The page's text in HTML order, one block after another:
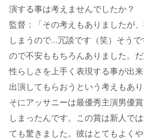
演する事は考えませんでしたか？
監督：「その考えもありましたが
しまうので…冗談です（笑）そう
ので不安ももちろんありました。
性らしさを上手く表現する事が出
出演してもらおうという考えもあ
そにアッサニーは最優秀主演男優
しまったんです。この賞は新人で
ても驚きました。彼はとてもよく